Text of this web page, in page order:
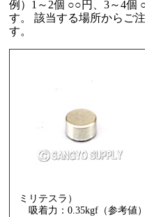
例）1～2個 ○○円、3～4個
す。 該当する場所からご
す。
ミリテスラ）
吸着力：0.35kgf（参考値